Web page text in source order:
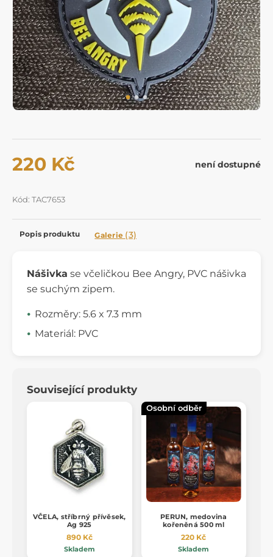
220 Kč není dostupné
Kód: TAC7653
Popis produktu Galerie (3)
Nášivka se včeličkou Bee Angry, PVC nášivka
se suchým zipem.
Rozměry: 5.6 x 7.3 mm
Materiál: PVC
Související produkty
VČELA, stříbrný přívěsek,
Ag 925
890 Kč
Skladem
Osobní odběr
PERUN, medovina
kořeněná 500 ml
220 Kč
Skladem